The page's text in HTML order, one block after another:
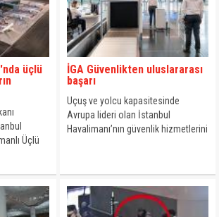
üçlü
Üçlü
kalkış
İGA Güvenlikten uluslararası
başarı
Uçuş ve yolcu kapasitesinde
Avrupa lideri olan İstanbul
Havalimanı’nın güvenlik hizmetlerini
uluslararası arenada büyümesini
sürdürüyor.